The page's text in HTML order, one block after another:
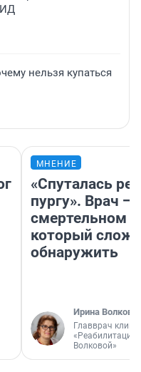
нельзя купаться
МНЕНИЕ
«Спуталась
пургу». Врач —
смертельном
который
обнаружить
Ирина Волкова
Главврач
«Реабилитация
Волковой»